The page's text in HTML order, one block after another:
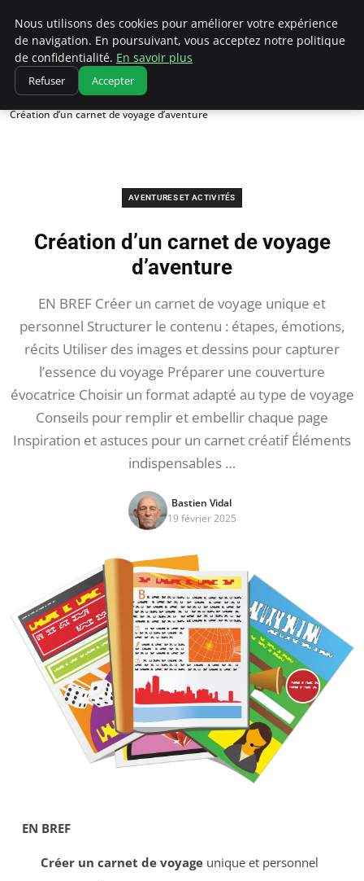
Correze Co
Accueil
Aventures et activités
Création d’un carnet de voyage d’aventure
AVENTURES ET ACTIVITÉS
Création d’un carnet de voyage
d’aventure
EN BREF Créer un carnet de voyage unique et
personnel Structurer le contenu : étapes, émotions,
récits Utiliser des images et dessins pour capturer
l’essence du voyage Préparer une couverture
évocatrice Choisir un format adapté au type de voyage
Conseils pour remplir et embellir chaque page
Inspiration et astuces pour un carnet créatif Éléments
indispensables …
Bastien Vidal
19 février 2025
EN BREF
Créer un carnet de voyageunique et personnel
Nous utilisons des cookies pour améliorer votre expérience
de navigation. En poursuivant, vous acceptez notre politique
de confidentialité. En savoir plus
Refuser Accepter